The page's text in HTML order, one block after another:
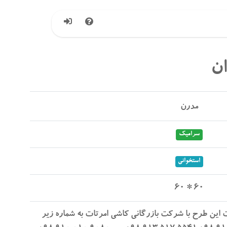
مدرن
سرامیک
استخوانی
60 * 60
این طرح با شرکت بازرگانی کاشی امرتات به شماره زیر